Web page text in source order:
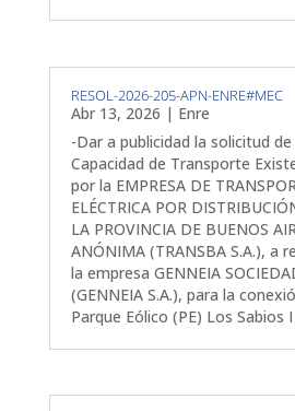
RESOL-2026-205-APN-ENRE#MEC
Abr 13, 2026 | Enre
-Dar a publicidad la solicitud
Capacidad de Transporte
por la EMPRESA DE
ELÉCTRICA POR
LA PROVINCIA DE BUENOS
ANÓNIMA (TRANSBA S.A.), a
la empresa GENNEIA
(GENNEIA S.A.), para la
Parque Eólico (PE) Los Sabios